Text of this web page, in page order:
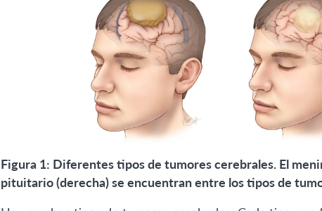
Figura 1: Diferentes tipos de tumores cerebrales. El
pituitario (derecha) se encuentran entre los tipos de